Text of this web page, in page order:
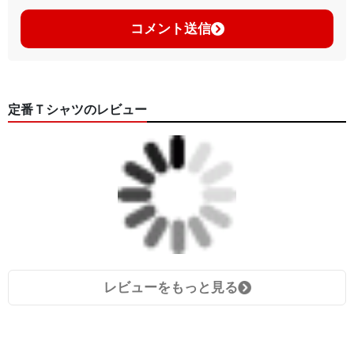
コメント送信
定番Ｔシャツのレビュー
レビューをもっと見る